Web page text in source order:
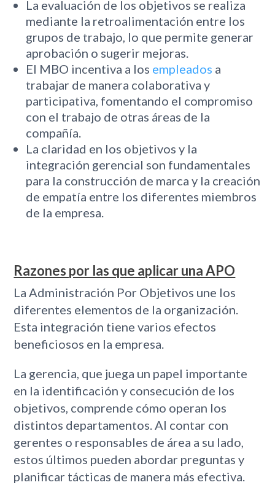
La evaluación de los objetivos se realiza
mediante la retroalimentación entre los
grupos de trabajo, lo que permite generar
aprobación o sugerir mejoras.
El MBO incentiva a los empleados a
trabajar de manera colaborativa y
participativa, fomentando el compromiso
con el trabajo de otras áreas de la
compañía.
La claridad en los objetivos y la
integración gerencial son fundamentales
para la construcción de marca y la creación
de empatía entre los diferentes miembros
de la empresa.
Razones por las que aplicar una APO
La Administración Por Objetivos une los
diferentes elementos de la organización.
Esta integración tiene varios efectos
beneficiosos en la empresa.
La gerencia, que juega un papel importante
en la identificación y consecución de los
objetivos, comprende cómo operan los
distintos departamentos. Al contar con
gerentes o responsables de área a su lado,
estos últimos pueden abordar preguntas y
planificar tácticas de manera más efectiva.